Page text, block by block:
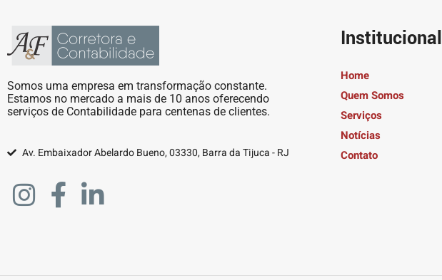
Somos uma empresa em transformação constante.
Estamos no mercado a mais de 10 anos oferecendo
serviços de Contabilidade para centenas de clientes.
Av. Embaixador Abelardo Bueno, 03330, Barra da Tijuca - RJ
Institucional
Home
Quem Somos
Serviços
Notícias
Contato